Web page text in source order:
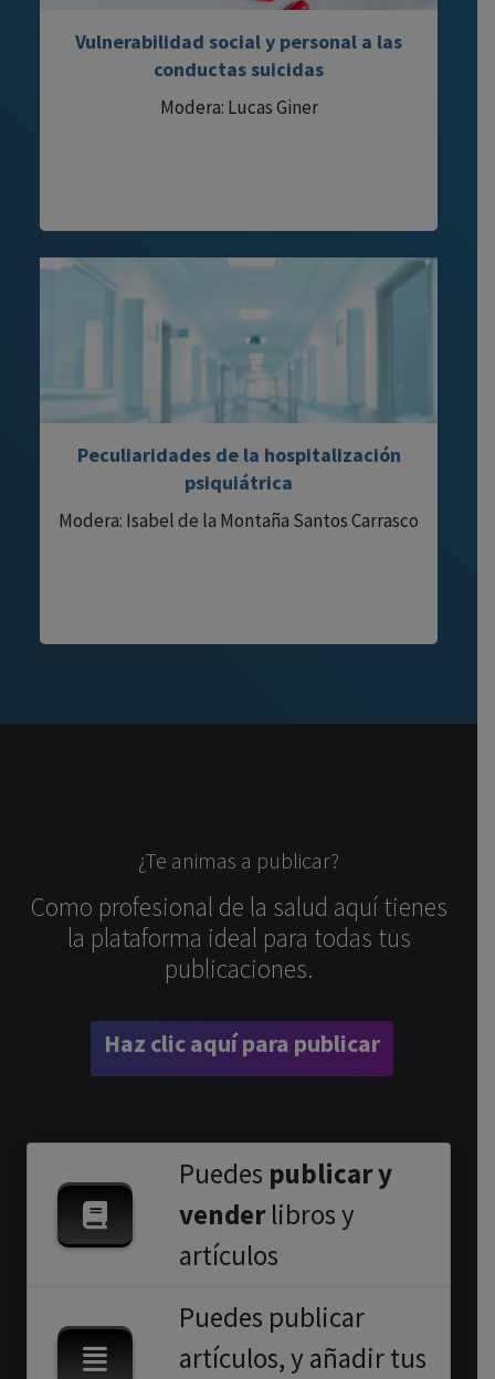
Vulnerabilidad social y personal a las
conductas suicidas
Modera: Lucas Giner
Peculiaridades de la hospitalización
psiquiátrica
Modera: Isabel de la Montaña Santos Carrasco
¿Te animas a publicar?
Como profesional de la salud aquí tienes
la plataforma ideal para todas tus
publicaciones.
Haz clic aquí para publicar
Puedes publicar y
venderlibros y
artículos
Puedes publicar
artículos, y añadir tus